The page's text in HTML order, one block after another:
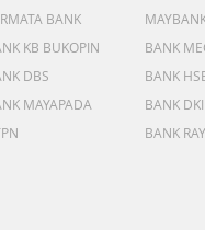
BANK
KB BUKOPIN
BANK
DBS
BANK
MAYAPADA
BANK DKI
BANK